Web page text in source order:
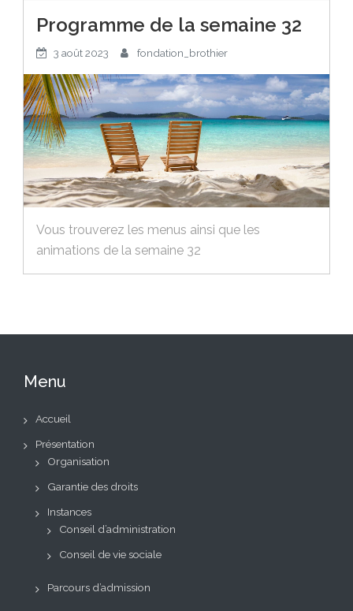
Programme de la semaine 32
3 août 2023 fondation_brothier
Vous trouverez les menus ainsi que les
animations de la semaine 32
Menu
Accueil
Présentation
Organisation
Garantie des droits
Instances
Conseil d’administration
Conseil de vie sociale
Parcours d’admission